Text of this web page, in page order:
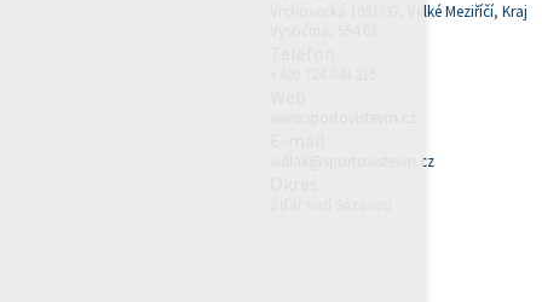
Velké Meziříčí, Kraj
vidlak@sportovistevm.cz